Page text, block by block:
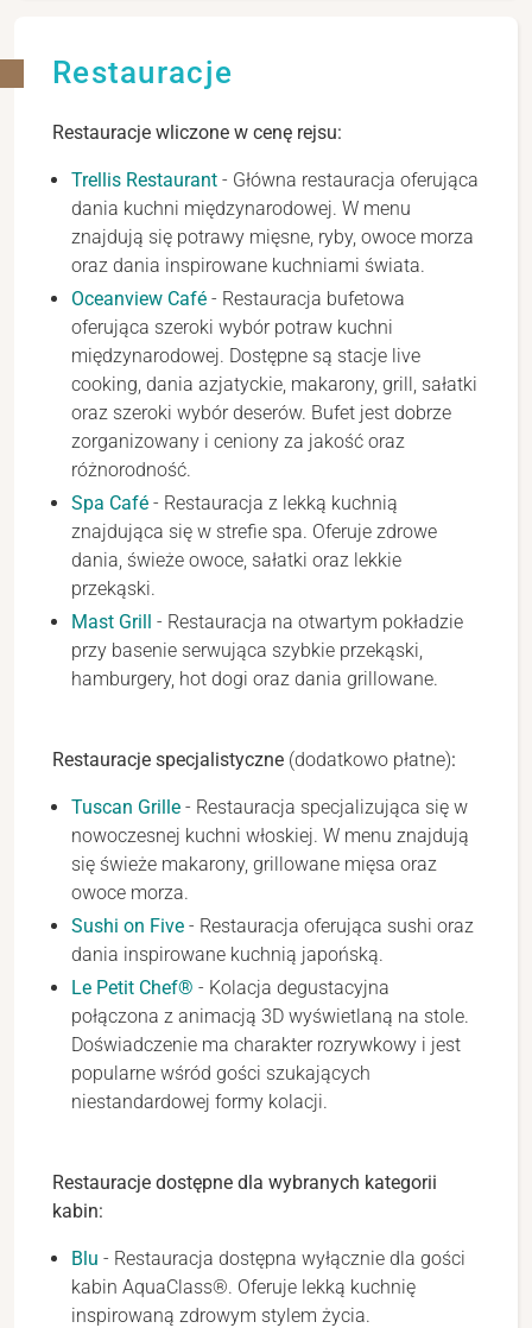
Restauracje
Restauracje wliczone w cenę rejsu:
Trellis Restaurant - Główna restauracja oferująca
dania kuchni międzynarodowej. W menu
znajdują się potrawy mięsne, ryby, owoce morza
oraz dania inspirowane kuchniami świata.
Oceanview Café - Restauracja bufetowa
oferująca szeroki wybór potraw kuchni
międzynarodowej. Dostępne są stacje live
cooking, dania azjatyckie, makarony, grill, sałatki
oraz szeroki wybór deserów. Bufet jest dobrze
zorganizowany i ceniony za jakość oraz
różnorodność.
Spa Café - Restauracja z lekką kuchnią
znajdująca się w strefie spa. Oferuje zdrowe
dania, świeże owoce, sałatki oraz lekkie
przekąski.
Mast Grill
- Restauracja na otwartym pokładzie
przy basenie serwująca szybkie przekąski,
hamburgery, hot dogi oraz dania grillowane.
Restauracje specjalistyczne (dodatkowo płatne):
Tuscan Grille - Restauracja specjalizująca się w
nowoczesnej kuchni włoskiej. W menu znajdują
się świeże makarony, grillowane mięsa oraz
owoce morza.
Sushi on Five - Restauracja oferująca sushi oraz
dania inspirowane kuchnią japońską.
Le Petit Chef® - Kolacja degustacyjna
połączona z animacją 3D wyświetlaną na stole.
Doświadczenie ma charakter rozrywkowy i jest
popularne wśród gości szukających
niestandardowej formy kolacji.
Restauracje dostępne dla wybranych kategorii
kabin:
Blu - Restauracja dostępna wyłącznie dla gości
kabin AquaClass®. Oferuje lekką kuchnię
inspirowaną zdrowym stylem życia.